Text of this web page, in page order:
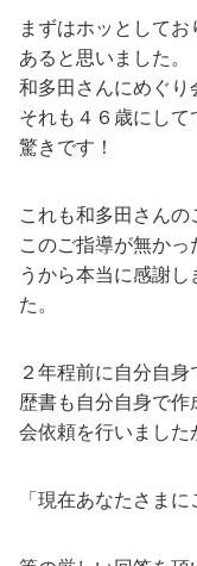
まずはホッとして
あると思いました。
和多田さんにめぐり
それも４６歳にして
驚きです！
これも和多田さんの
このご指導が無か
うから本当に感謝
た。
２年程前に自分自
歴書も自分自身で
会依頼を行いました
「現在あなたさま